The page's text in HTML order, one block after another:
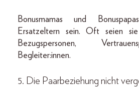
Bonusmamas und
Ersatzeltern sein. Oft seien
Bezugspersonen,
Begleiter:innen.
5. Die Paarbeziehung nicht